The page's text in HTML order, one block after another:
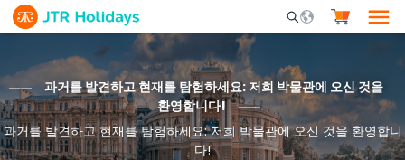
Mobile Search
과거를 발견하고 현재를 탐험하세요: 저희 박물관에 오신 것을
환영합니다!
과거를 발견하고 현재를 탐험하세요: 저희 박물관에 오신 것을 환영합니
다!